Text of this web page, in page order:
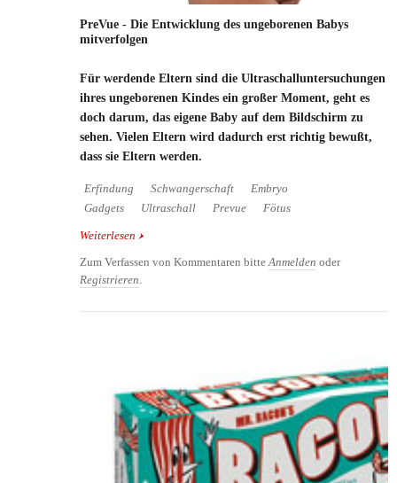
PreVue - Die Entwicklung des ungeborenen Babys
mitverfolgen
Für werdende Eltern sind die Ultraschalluntersuchungen
ihres ungeborenen Kindes ein großer Moment, geht es
doch darum, das eigene Baby auf dem Bildschirm zu
sehen. Vielen Eltern wird dadurch erst richtig bewußt,
dass sie Eltern werden.
Erfindung Schwangerschaft
Embryo
Gadgets
Ultraschall Prevue Fötus
Weiterlesen über PreVue - Die Entwicklung des ungeborenen
Zum Verfassen von Kommentaren bitteAnmelden oder
Registrieren.